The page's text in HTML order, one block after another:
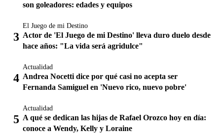
son goleadores: edades y equipos
El Juego de mi Destino
Actor de 'El Juego de mi Destino' lleva duro duelo desde
hace años: "La vida será agridulce"
Actualidad
Andrea Nocetti dice por qué casi no acepta ser
Fernanda Samiguel en 'Nuevo rico, nuevo pobre'
Actualidad
A qué se dedican las hijas de Rafael Orozco hoy en día:
conoce a Wendy, Kelly y Loraine